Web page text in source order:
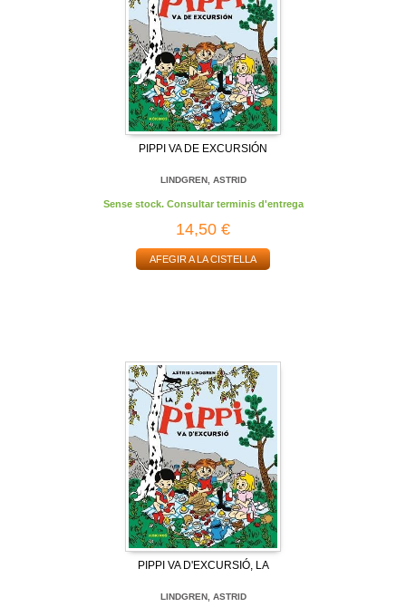
PIPPI VA DE EXCURSIÓN
LINDGREN, ASTRID
Sense stock. Consultar terminis d'entrega
14,50 €
AFEGIR A LA CISTELLA
PIPPI VA D'EXCURSIÓ, LA
LINDGREN, ASTRID